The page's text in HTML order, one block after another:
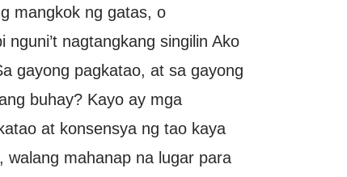
mangkok ng gatas, o
nagtangkang singilin Ako
gayong pagkatao, at sa gayong
buhay? Kayo ay mga
at konsensya ng tao kaya
walang mahanap na lugar para